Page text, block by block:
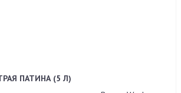
ПАТИНА (5 Л)